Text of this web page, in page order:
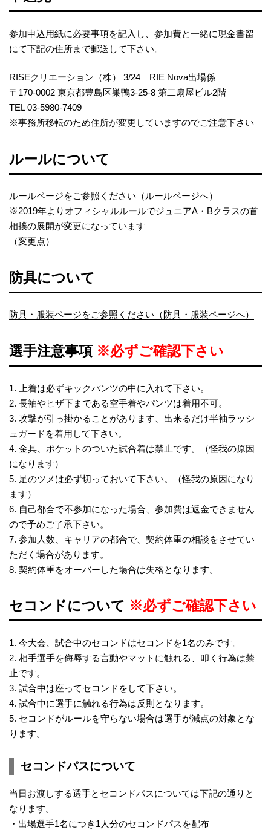
参加申込用紙に必要事項を記入し、参加費と一緒に現金書留
にて下記の住所まで郵送して下さい。
RISEクリエーション（株） 3/24 RIE Nova出場係
〒170-0002 東京都豊島区巣鴨3-25-8 第二扇屋ビル2階
TEL 03-5980-7409
※事務所移転のため住所が変更していますのでご注意下さい
ルールについて
ルールページをご参照ください（ルールページへ）
※2019年よりオフィシャルルールでジュニアA・Bクラスの首
相撲の展開が変更になっています
（変更点）
防具について
防具・服装ページをご参照ください（防具・服装ページへ）
選手注意事項 ※必ずご確認下さい
1. 上着は必ずキックパンツの中に入れて下さい。
2. 長袖やヒザ下まである空手着やパンツは着用不可。
3. 攻撃が引っ掛かることがあります、出来るだけ半袖ラッシ
ュガードを着用して下さい。
4. 金具、ポケットのついた試合着は禁止です。（怪我の原因
になります）
5. 足のツメは必ず切っておいて下さい。（怪我の原因になり
ます）
6. 自己都合で不参加になった場合、参加費は返金できません
ので予めご了承下さい。
7. 参加人数、キャリアの都合で、契約体重の相談をさせてい
ただく場合があります。
8. 契約体重をオーバーした場合は失格となります。​
セコンドについて ※必ずご確認下さい
1. 今大会、試合中のセコンドはセコンドを1名のみです。
2. 相手選手を侮辱する言動やマットに触れる、叩く行為は禁
止です。
3. 試合中は座ってセコンドをして下さい。
4. 試合中に選手に触れる行為は反則となります。
5. セコンドがルールを守らない場合は選手が減点の対象とな
ります。
セコンドパスについて
当日お渡しする選手とセコンドパスについては下記の通りと
なります。
・出場選手1名につき1人分のセコンドパスを配布